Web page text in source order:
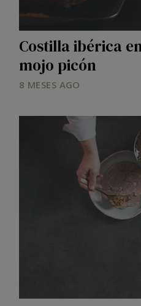
Costilla ibérica
mojo picón
8 MESES AGO